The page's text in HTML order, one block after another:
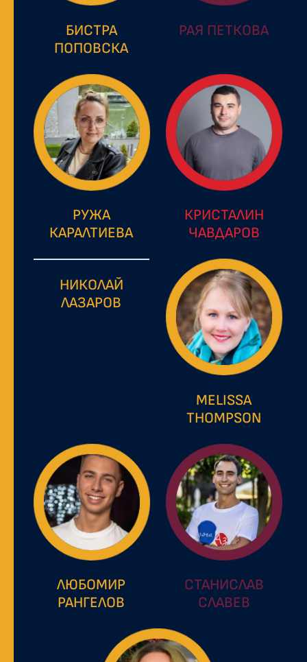
БИСТРА
ПОПОВСКА
РАЯ ПЕТКОВА
РУЖА
КАРАЛТИЕВА
КРИСТАЛИН
ЧАВДАРОВ
НИКОЛАЙ
ЛАЗАРОВ
MELISSA
THOMPSON
ЛЮБОМИР
РАНГЕЛОВ
СТАНИСЛАВ
СЛАВЕВ